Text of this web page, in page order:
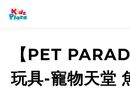
【PET
玩具-寵物天堂